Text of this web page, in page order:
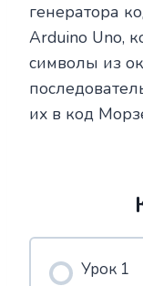
генератора
Arduino Uno,
символы из
их в код
Урок 1